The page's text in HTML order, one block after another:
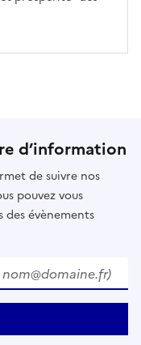
d’information
de suivre nos
pouvez vous
des évènements
*